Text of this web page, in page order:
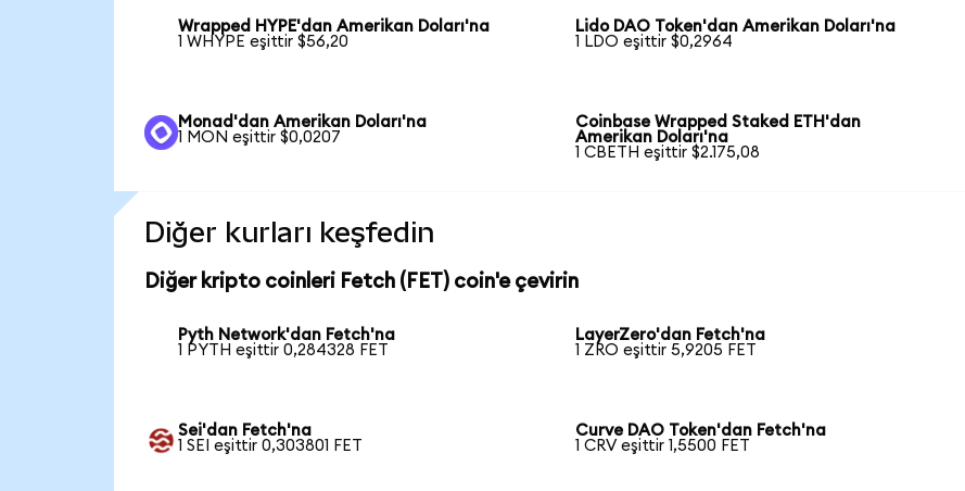
Wrapped HYPE'dan Amerikan Doları'na
1 WHYPE eşittir $56,20
Lido DAO Token'dan Amerikan Doları'na
1 LDO eşittir $0,2964
Monad'dan Amerikan Doları'na
1 MON eşittir $0,0207
Coinbase Wrapped Staked ETH'dan
Amerikan Doları'na
1 CBETH eşittir $2.175,08
Diğer kurları keşfedin
Diğer kripto coinleri Fetch (FET) coin'e çevirin
Pyth Network'dan Fetch'na
1 PYTH eşittir 0,284328 FET
LayerZero'dan Fetch'na
1 ZRO eşittir 5,9205 FET
Sei'dan Fetch'na
1 SEI eşittir 0,303801 FET
Curve DAO Token'dan Fetch'na
1 CRV eşittir 1,5500 FET